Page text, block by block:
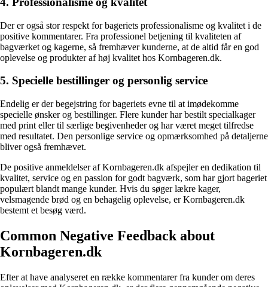
Der er også stor respekt for bageriets professionalisme og kvalitet i de
positive kommentarer. Fra professionel betjening til kvaliteten af
bagværket og kagerne, så fremhæver kunderne, at de altid får en god
oplevelse og produkter af høj kvalitet hos Kornbageren.dk.
5. Specielle bestillinger og personlig service
Endelig er der begejstring for bageriets evne til at imødekomme
specielle ønsker og bestillinger. Flere kunder har bestilt specialkager
med print eller til særlige begivenheder og har været meget tilfredse
med resultatet. Den personlige service og opmærksomhed på detaljerne
bliver også fremhævet.
De positive anmeldelser af Kornbageren.dk afspejler en dedikation til
kvalitet, service og en passion for godt bagværk, som har gjort bageriet
populært blandt mange kunder. Hvis du søger lækre kager,
velsmagende brød og en behagelig oplevelse, er Kornbageren.dk
bestemt et besøg værd.
Common Negative Feedback about
Kornbageren.dk
Efter at have analyseret en række kommentarer fra kunder om deres